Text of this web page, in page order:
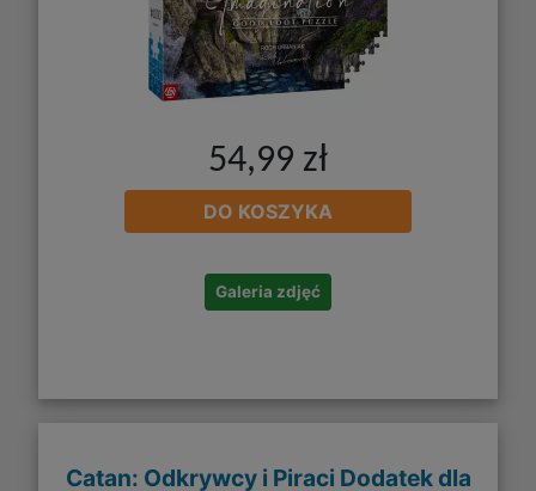
54,99 zł
DO KOSZYKA
Galeria zdjęć
Catan: Odkrywcy i Piraci Dodatek dla